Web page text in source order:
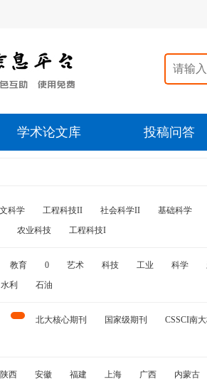
学术论文库 投稿问答
科学 工程科技II 社会科学II 基础科学
农业科技 工程科技I
教育 0 艺术 科技 工业 科学
水利 石油
北大核心期刊 国家级期刊 CSSCI南
陕西 安徽 福建 上海 广西 内蒙古